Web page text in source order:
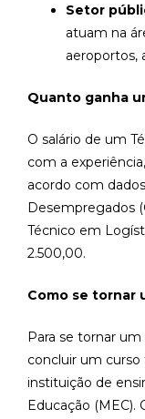
Setor
atuam na
aeroportos,
Quanto ganha
O salário de um
com a
acordo com
Desempregados
Técnico em
2.500,00.
Como se tornar
Para se tornar
concluir um
instituição de
Educação (MEC).